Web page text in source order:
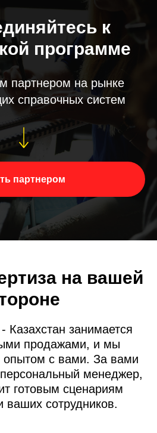
к
программе
партнером на рынке
справочных систем
партнером
на вашей
занимается
продажами, и мы
опытом с вами. За вами
менеджер,
готовым сценариям
ваших сотрудников.